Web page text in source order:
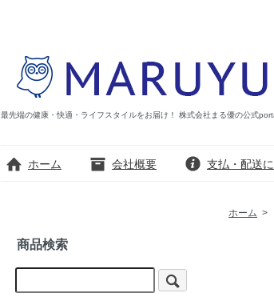
最先端の健康・快適・ライフスタイルをお届け！ 株式会社まる優の公式
ホーム 会社概要 支払・配送
ホーム >
商品検索